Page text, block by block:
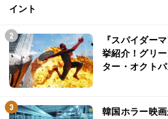
イント
『スパイダー
挙紹介！グリ
ター・オクト
韓国ホラー映